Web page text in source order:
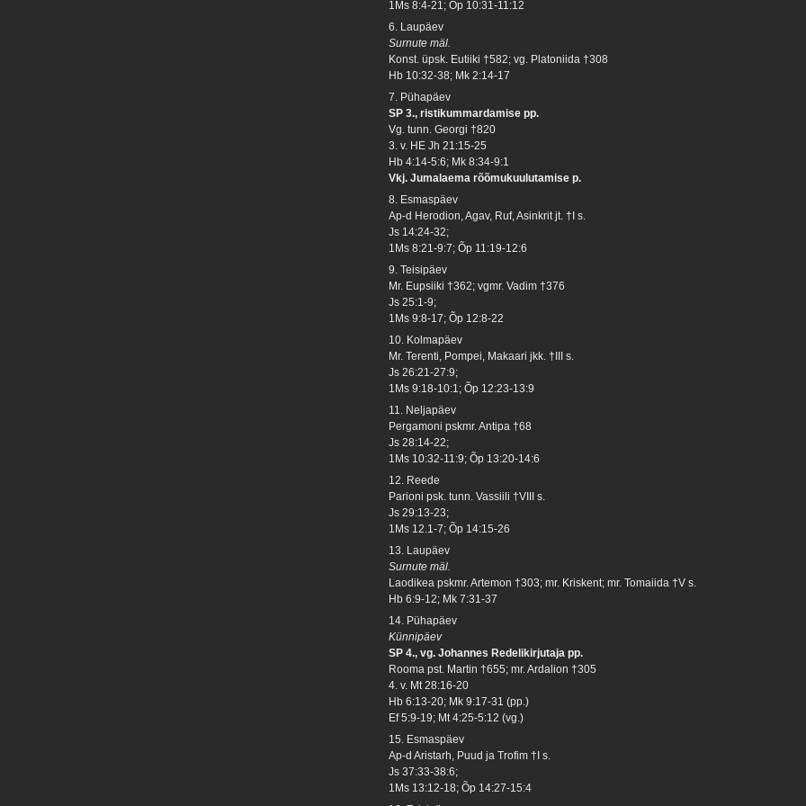
1Ms 8:4-21; Õp 10:31-11:12
6. Laupäev
Surnute mäl.
Konst. üpsk. Eutiiki †582; vg. Platoniida †308
Hb 10:32-38; Mk 2:14-17
7. Pühapäev
SP 3., ristikummardamise pp.
Vg. tunn. Georgi †820
3. v. HE Jh 21:15-25
Hb 4:14-5:6; Mk 8:34-9:1
Vkj. Jumalaema rõõmukuulutamise p.
8. Esmaspäev
Ap-d Herodion, Agav, Ruf, Asinkrit jt. †I s.
Js 14:24-32;
1Ms 8:21-9:7; Õp 11:19-12:6
9. Teisipäev
Mr. Eupsiiki †362; vgmr. Vadim †376
Js 25:1-9;
1Ms 9:8-17; Õp 12:8-22
10. Kolmapäev
Mr. Terenti, Pompei, Makaari jkk. †III s.
Js 26:21-27:9;
1Ms 9:18-10:1; Õp 12:23-13:9
11. Neljapäev
Pergamoni pskmr. Antipa †68
Js 28:14-22;
1Ms 10:32-11:9; Õp 13:20-14:6
12. Reede
Parioni psk. tunn. Vassiili †VIII s.
Js 29:13-23;
1Ms 12.1-7; Õp 14:15-26
13. Laupäev
Surnute mäl.
Laodikea pskmr. Artemon †303; mr. Kriskent; mr. Tomaiida †V s.
Hb 6:9-12; Mk 7:31-37
14. Pühapäev
Künnipäev
SP 4., vg. Johannes Redelikirjutaja pp.
Rooma pst. Martin †655; mr. Ardalion †305
4. v. Mt 28:16-20
Hb 6:13-20; Mk 9:17-31 (pp.)
Ef 5:9-19; Mt 4:25-5:12 (vg.)
15. Esmaspäev
Ap-d Aristarh, Puud ja Trofim †I s.
Js 37:33-38:6;
1Ms 13:12-18; Õp 14:27-15:4